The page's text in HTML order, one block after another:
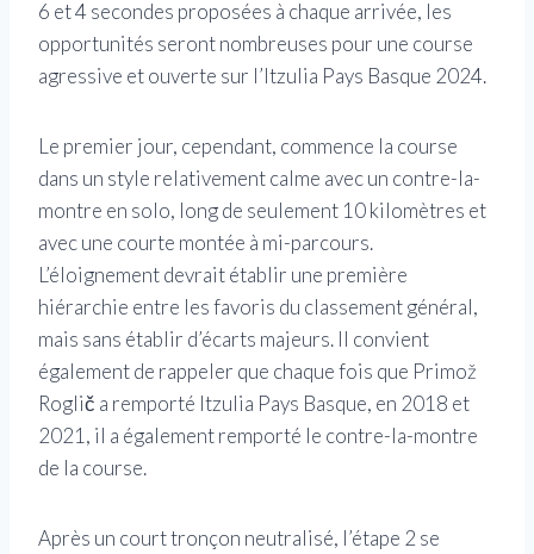
6 et 4 secondes proposées à chaque arrivée, les
opportunités seront nombreuses pour une course
agressive et ouverte sur l’Itzulia Pays Basque 2024.
Le premier jour, cependant, commence la course
dans un style relativement calme avec un contre-la-
montre en solo, long de seulement 10 kilomètres et
avec une courte montée à mi-parcours.
L’éloignement devrait établir une première
hiérarchie entre les favoris du classement général,
mais sans établir d’écarts majeurs. Il convient
également de rappeler que chaque fois que Primož
Roglič a remporté Itzulia Pays Basque, en 2018 et
2021, il a également remporté le contre-la-montre
de la course.
Après un court tronçon neutralisé, l’étape 2 se